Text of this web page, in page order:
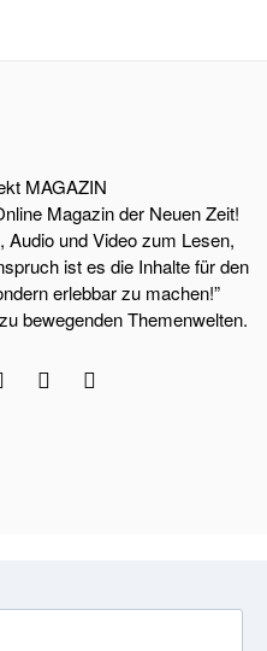
MAGAZIN
Magazin der Neuen Zeit!
und Video zum Lesen,
ist es die Inhalte für den
erlebbar zu machen!”
bewegenden Themenwelten.